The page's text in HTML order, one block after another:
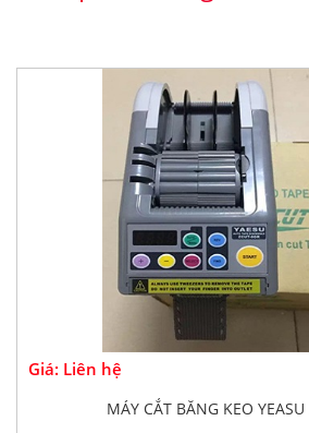
Giá: Liên hệ
MÁY CẮT BĂNG KEO